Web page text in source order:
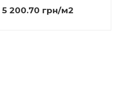
5 200.70 грн/м2